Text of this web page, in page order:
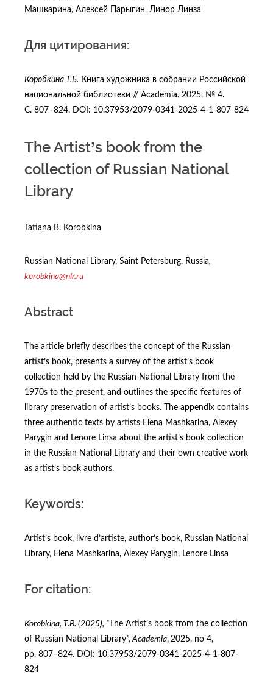
Машкарина, Алексей Парыгин, Линор Линза
Для цитирования:
Коробкина Т.Б. Книга художника в собрании Российской
национальной библиотеки // Academia. 2025. № 4.
С. 807–824. DOI: 10.37953/2079-0341-2025-4-1-807-824
The Artist’s book from the
collection of Russian National
Library
Tatiana B. Korobkina
Russian National Library, Saint Petersburg, Russia,
korobkina@nlr.ru
Abstract
The article briefly describes the concept of the Russian
artist’s book, presents a survey of the artist’s book
collection held by the Russian National Library from the
1970s to the present, and outlines the specific features of
library preservation of artist’s books. The appendix contains
three authentic texts by artists Elena Mashkarina, Alexey
Parygin and Lenore Linsa about the artist’s book collection
in the Russian National Library and their own creative work
as artist’s book authors.
Keywords:
Artist’s book, livre d’artiste, author’s book, Russian National
Library, Elena Mashkarina, Alexey Parygin, Lenore Linsa
For citation:
Korobkina, T.B. (2025), “ The Artist’s book from the collection
of Russian National Library”,Academia, 2025, no 4,
рр. 807–824. DOI: 10.37953/2079-0341-2025-4-1-807-
824